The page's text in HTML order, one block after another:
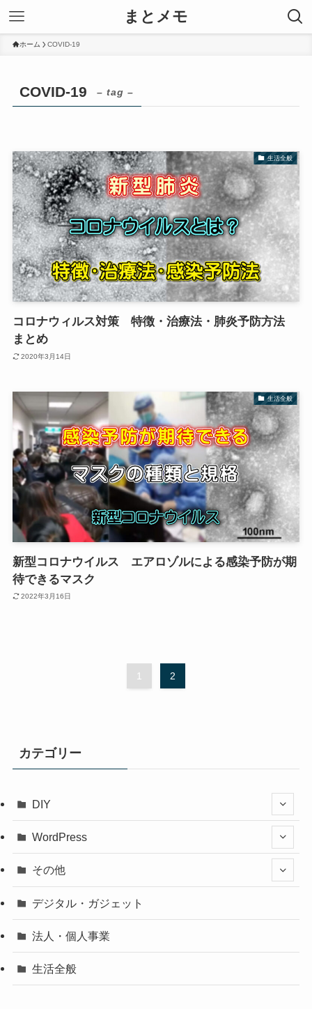
まとメモ
ホーム COVID-19
COVID-19 – tag –
生活全般
コロナウィルス対策 特徴・治療法・肺炎予防方法
まとめ
2020年3月14日
生活全般
新型コロナウイルス エアロゾルによる感染予防が期
待できるマスク
2022年3月16日
1 2
カテゴリー
DIY
WordPress
その他
デジタル・ガジェット
法人・個人事業
生活全般